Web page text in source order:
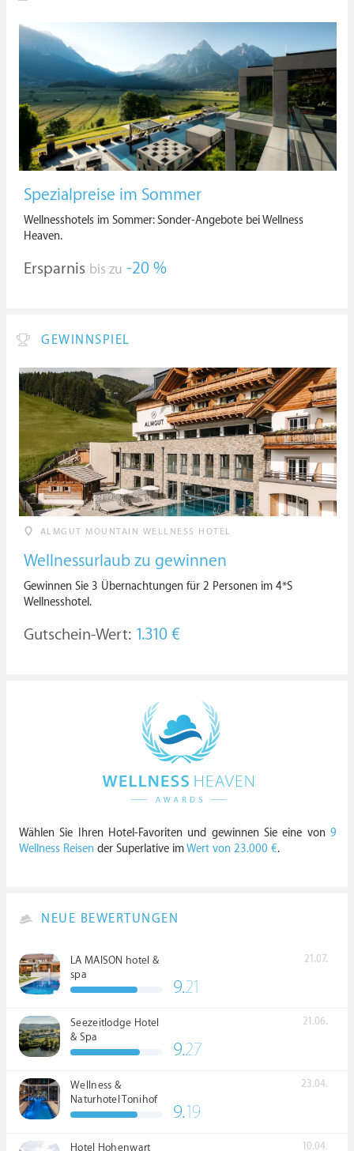
Spezialpreise im Sommer
Wellnesshotels im Sommer: Sonder-Angebote bei Wellness
Heaven.
Ersparnis bis zu -20 %
GEWINNSPIEL
ALMGUT MOUNTAIN WELLNESS HOTEL
Wellnessurlaub zu gewinnen
Gewinnen Sie 3 Übernachtungen für 2 Personen im 4*S
Wellnesshotel.
Gutschein-Wert: 1.310 €
Wählen Sie Ihren Hotel-Favoriten und gewinnen Sie eine von 9
Wellness Reisen der Superlative imWert von 23.000 €.
NEUE BEWERTUNGEN
LA MAISON hotel &
spa
21.07.
9.21
Seezeitlodge Hotel
& Spa
21.06.
9.27
Wellness &
Naturhotel Tonihof
****S
23.04.
9.19
Hotel Hohenwart 10.04.